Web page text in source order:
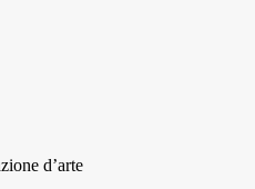
d’arte